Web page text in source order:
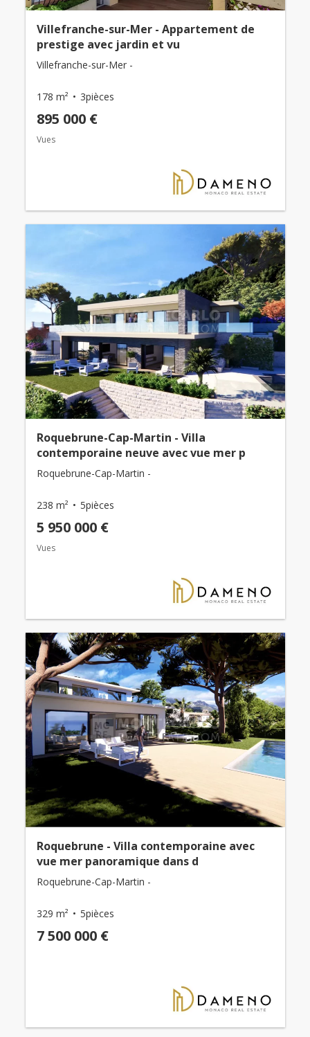
Villefranche-sur-Mer - Appartement de
prestige avec jardin et vu
Villefranche-sur-Mer -
178 m² 3pièces
895 000 €
Vues
Roquebrune-Cap-Martin - Villa
contemporaine neuve avec vue mer p
Roquebrune-Cap-Martin -
238 m² 5pièces
5 950 000 €
Vues
Roquebrune - Villa contemporaine avec
vue mer panoramique dans d
Roquebrune-Cap-Martin -
329 m² 5pièces
7 500 000 €